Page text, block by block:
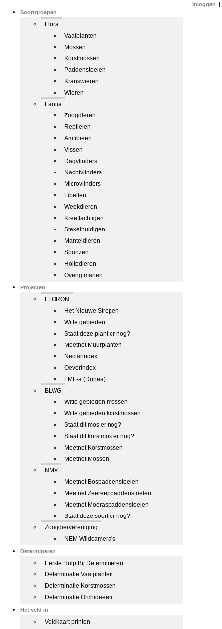
Soortgroepen
Flora
Vaatplanten
Mossen
Korstmossen
Paddenstoelen
Kranswieren
Wieren
Fauna
Zoogdieren
Reptielen
Amfibieën
Vissen
Dagvlinders
Nachtvlinders
Microvlinders
Libellen
Weekdieren
Kreeftachtigen
Stekelhuidigen
Manteldieren
Sponzen
Holtedieren
Overig marien
Projecten
FLORON
Het Nieuwe Strepen
Witte gebieden
Staat deze plant er nog?
Meetnet Muurplanten
Nectarindex
Oeverindex
LMF-a (Dunea)
BLWG
Witte gebieden mossen
Witte gebieden korstmossen
Staat dit mos er nog?
Staat dit korstmos er nog?
Meetnet Korstmossen
Meetnet Mossen
NMV
Meetnet Bospaddenstoelen
Meetnet Zeereeppaddenstoelen
Meetnet Moeraspaddenstoelen
Staat deze soort er nog?
Zoogdiervereniging
NEM Wildcamera's
Determineren
Eerste Hulp Bij Determineren
Determinatie Vaatplanten
Determinatie Korstmossen
Determinatie Orchideeën
Het veld in
Veldkaart printen
Inloggen |